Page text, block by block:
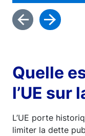
Quelle
l’UE sur
L’UE porte
limiter la dette